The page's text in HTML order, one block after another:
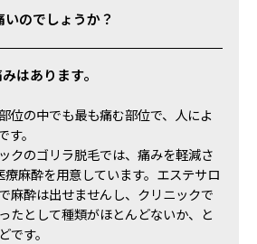
いのでしょうか？
はあります。
位の中でも最も痛む部位で、人によ
。
クのゴリラ脱毛では、痛みを軽減さ
麻酔を用意しています。エステサロ
麻酔は出せませんし、クリニックで
たとして種類がほとんどないか、と
です。